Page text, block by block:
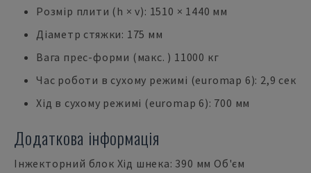
Розмір плити (h × v): 1510 × 1440 мм
Діаметр стяжки: 175 мм
Вага прес-форми (макс. ) 11000 кг
Час роботи в сухому режимі (euromap 6): 2,9 сек
Хід в сухому режимі (euromap 6): 700 мм
Додаткова інформація
Інжекторний блок Хід шнека: 390 мм Об'єм